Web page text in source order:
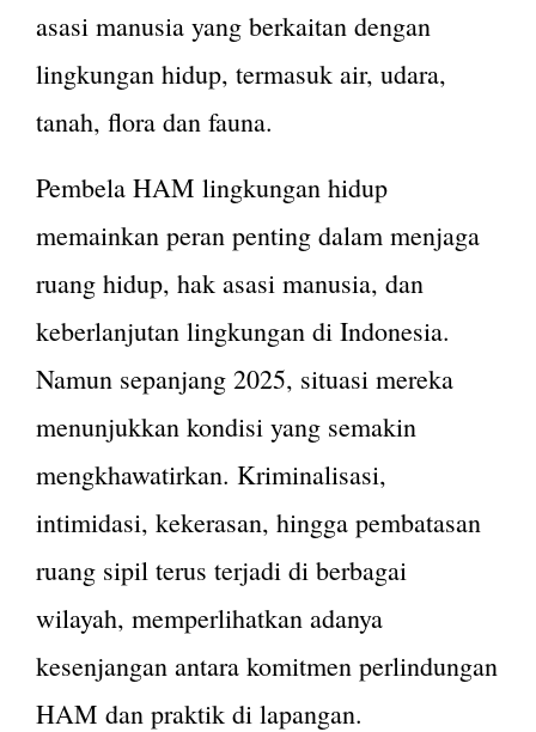
asasi manusia yang berkaitan dengan
lingkungan hidup, termasuk air, udara,
tanah, flora dan fauna.
Pembela HAM lingkungan hidup
memainkan peran penting dalam menjaga
ruang hidup, hak asasi manusia, dan
keberlanjutan lingkungan di Indonesia.
Namun sepanjang 2025, situasi mereka
menunjukkan kondisi yang semakin
mengkhawatirkan. Kriminalisasi,
intimidasi, kekerasan, hingga pembatasan
ruang sipil terus terjadi di berbagai
wilayah, memperlihatkan adanya
kesenjangan antara komitmen perlindungan
HAM dan praktik di lapangan.